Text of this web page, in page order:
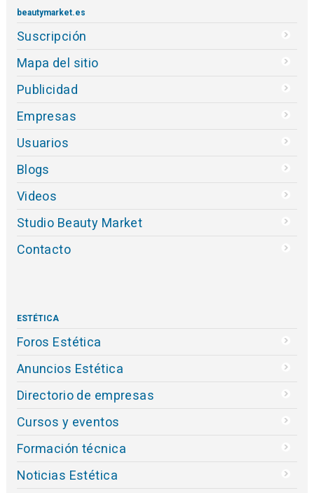
beautymarket.es
Suscripción
Mapa del sitio
Publicidad
Empresas
Usuarios
Blogs
Videos
Studio Beauty Market
Contacto
ESTÉTICA
Foros Estética
Anuncios Estética
Directorio de empresas
Cursos y eventos
Formación técnica
Noticias Estética